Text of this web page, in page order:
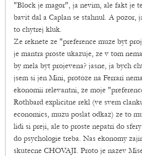
"Block je magor", ja nevim, ale fakt je
bavit dal a Caplan se stahnul. A pozor,
to chytrej kluk.
Ze reknete ze "preference muze byt
je mantra proste ukazuje, ze v tom
by mela byt projevena? jasne, ja bych
jsem si jen Mini, protoze na Ferrari
ekonomii relevantni, ze moje
Rothbard explicitne rekl (ve svem
economics, muzu poslat odkaz) ze to
lidi si preji, ale to proste nepatri do
do psychologie treba. Nas ekonomy
skutecne CHOVAJI. Proto je nazev